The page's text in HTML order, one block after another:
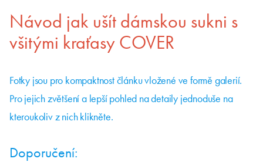
Návod jak ušít dámskou sukni s
všitými kraťasy COVER
Fotky jsou pro kompaktnost článku vložené ve formě galerií.
Pro jejich zvětšení a lepší pohled na detaily jednoduše na
kteroukoliv z nich klikněte.
Doporučení: